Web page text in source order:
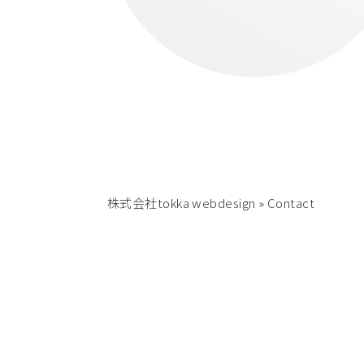
株式会社tokka webdesign » Contact